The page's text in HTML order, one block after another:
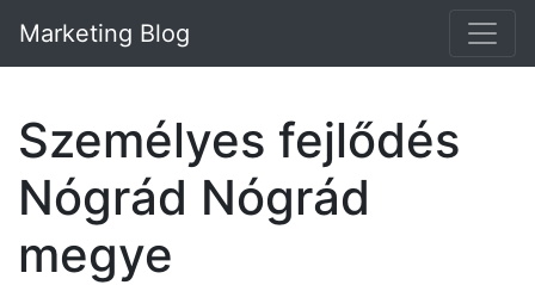
Marketing Blog
Személyes fejlődés
Nógrád Nógrád
megye